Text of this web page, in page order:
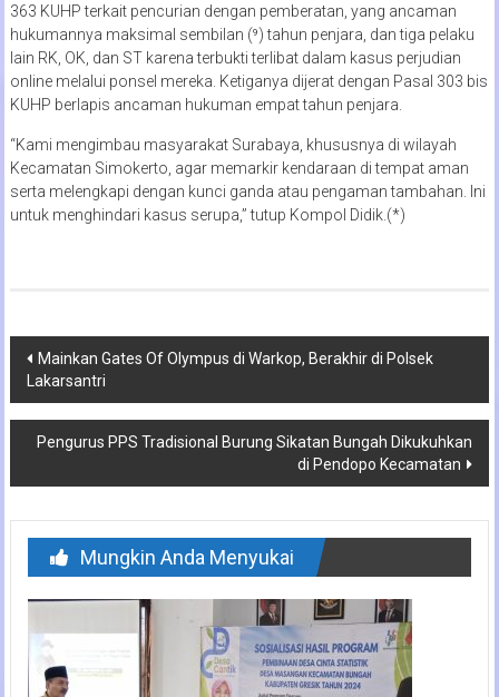
363 KUHP terkait pencurian dengan pemberatan, yang ancaman
hukumannya maksimal sembilan (⁹) tahun penjara, dan tiga pelaku
lain RK, OK, dan ST karena terbukti terlibat dalam kasus perjudian
online melalui ponsel mereka. Ketiganya dijerat dengan Pasal 303 bis
KUHP berlapis ancaman hukuman empat tahun penjara.
“Kami mengimbau masyarakat Surabaya, khususnya di wilayah
Kecamatan Simokerto, agar memarkir kendaraan di tempat aman
serta melengkapi dengan kunci ganda atau pengaman tambahan. Ini
untuk menghindari kasus serupa,” tutup Kompol Didik.(*)
Navigasi
pos
Mainkan Gates Of Olympus di Warkop, Berakhir di Polsek
Lakarsantri
Pengurus PPS Tradisional Burung Sikatan Bungah Dikukuhkan
di Pendopo Kecamatan
Mungkin Anda Menyukai